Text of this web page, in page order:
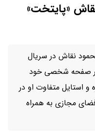
«پایتخت»
نقاش در سریال
در صفحه شخصی خود
و استایل متفاوت او در
مجازی به همراه